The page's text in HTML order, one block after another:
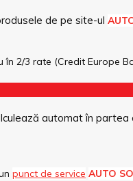
de pe site-ul
2/3 rate (Credit Europe
automat în partea
punct de service AUTO